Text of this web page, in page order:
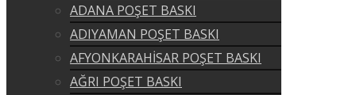
ADANA POŞET BASKI
ADIYAMAN POŞET BASKI
AFYONKARAHİSAR POŞET BASKI
AĞRI POŞET BASKI